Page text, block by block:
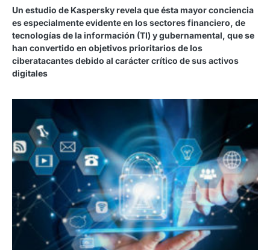
Un estudio de Kaspersky revela que ésta mayor conciencia
es especialmente evidente en los sectores financiero, de
tecnologías de la información (TI) y gubernamental, que se
han convertido en objetivos prioritarios de los
ciberatacantes debido al carácter crítico de sus activos
digitales